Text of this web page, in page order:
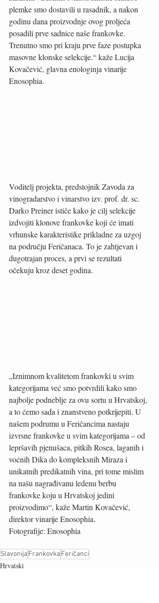
plemke smo dostavili u rasadnik, a nakon
godinu dana proizvodnje ovog proljeća
posadili prve sadnice naše frankovke.
Trenutno smo pri kraju prve faze postupka
masovne klonske selekcije.“ kaže Lucija
Kovačević, glavna enologinja vinarije
Enosophia.
Voditelj projekta, predstojnik Zavoda za
vinogradarstvo i vinarstvo izv. prof. dr. sc.
Darko Preiner ističe kako je cilj selekcije
izdvojiti klonove frankovke koji će imati
vrhunske karakteristike prikladne za uzgoj
na području Feričanaca. To je zahtjevan i
dugotrajan proces, a prvi se rezultati
očekuju kroz deset godina.
„Iznimnom kvalitetom frankovki u svim
kategorijama već smo potvrdili kako smo
najbolje podneblje za ovu sortu u Hrvatskoj,
a to ćemo sada i znanstveno potkrijepiti. U
našem podrumu u Feričancima nastaju
izvrsne frankovke u svim kategorijama – od
lepršavih pjenušaca, pitkih Rosea, laganih i
voćnih Dika do kompleksnih Miraza i
unikatnih predikatnih vina, pri tome mislim
na našu nagrađivanu ledenu berbu
frankovke koju u Hrvatskoj jedini
proizvodimo“, kaže Martin Kovačević,
direktor vinarije Enosophia.
Fotografije: Enosophia
Slavonija Frankovka Feričanci
Hrvatski